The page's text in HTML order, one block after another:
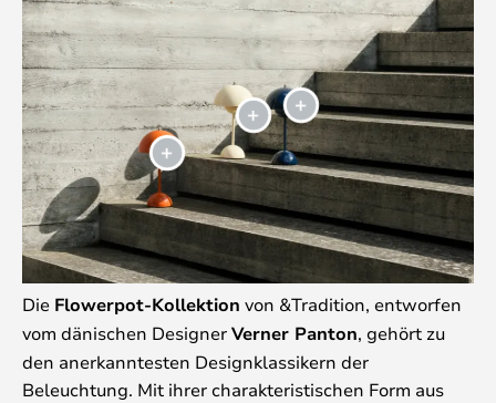
Die Flowerpot-Kollektion von &Tradition, entworfen
vom dänischen DesignerVerner Panton, gehört zu
den anerkanntesten Designklassikern der
Beleuchtung. Mit ihrer charakteristischen Form aus